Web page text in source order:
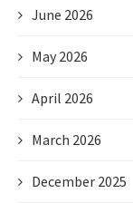
June 2026
May 2026
April 2026
March 2026
December 2025